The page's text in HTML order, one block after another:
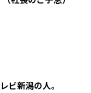
ビ新潟の人。